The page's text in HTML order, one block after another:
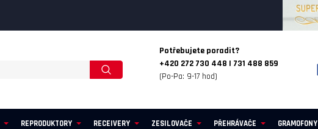
Potřebujete poradit?
+420 272 730 448 | 731 488 859
(Po-Pa: 9-17 hod)
REPRODUKTORY RECEIVERY ZESILOVAČE PŘEHRÁVAČE GRAMOFONY